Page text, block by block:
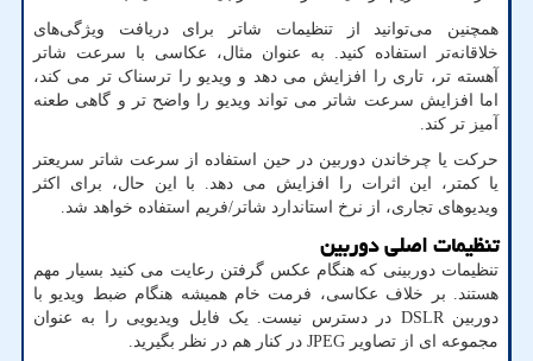
همچنین می‌توانید از تنظیمات شاتر برای دریافت ویژگی‌های
خلاقانه‌تر استفاده کنید. به عنوان مثال، عکاسی با سرعت شاتر
آهسته تر، تاری را افزایش می دهد و ویدیو را ترسناک تر می کند،
اما افزایش سرعت شاتر می تواند ویدیو را واضح تر و گاهی طعنه
آمیز تر کند.
حرکت یا چرخاندن دوربین در حین استفاده از سرعت شاتر سریعتر
یا کمتر، این اثرات را افزایش می دهد. با این حال، برای اکثر
ویدیوهای تجاری، از نرخ استاندارد شاتر/فریم استفاده خواهد شد.
تنظیمات اصلی دوربین
تنظیمات دوربینی که هنگام عکس گرفتن رعایت می کنید بسیار مهم
هستند. بر خلاف عکاسی، فرمت خام همیشه هنگام ضبط ویدیو با
دوربینDSLR در دسترس نیست. یک فایل ویدیویی را به عنوان
مجموعه ای از تصاویر JPEG در کنار هم در نظر بگیرید.